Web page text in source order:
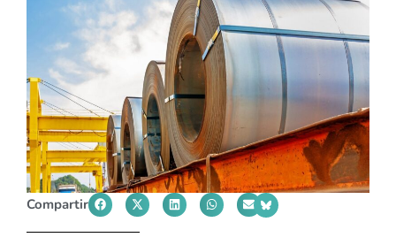
Compartir